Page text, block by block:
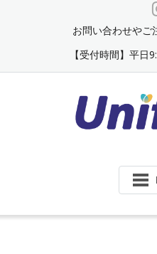
お問い合わせや
【受付時間】平日